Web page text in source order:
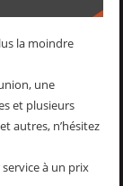
la moindre
une
et plusieurs
autres, n’hésitez
à un prix